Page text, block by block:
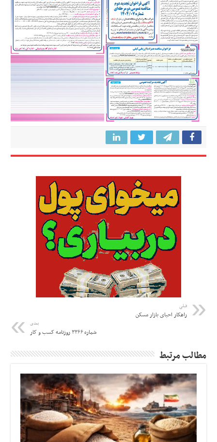
قبلی
راهکار احیای بازار مسکن
بعدی
شماره ۳۳۶۶ روزنامه کسب و کار
مطالب مرتبط